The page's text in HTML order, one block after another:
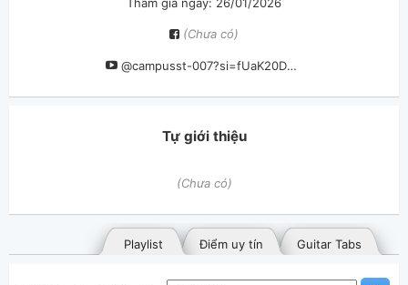
(Chưa có)
@campusst-007?si=fUaK20DKmR1ZKWJO
Tự giới thiệu
(Chưa có)
Guitar Tabs
Điểm uy tín
Playlist